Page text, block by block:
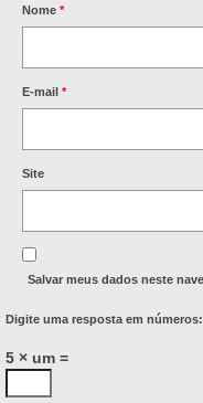
Nome *
E-mail *
Site
Salvar meus dados neste
Digite uma resposta em números:
5 × um =